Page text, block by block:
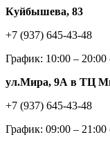
Куйбышева, 83
+7 (937) 645-43-48
График: 10:00 –
ул.Мира, 9А в ТЦ
+7 (937) 645-43-48
График: 09:00 –